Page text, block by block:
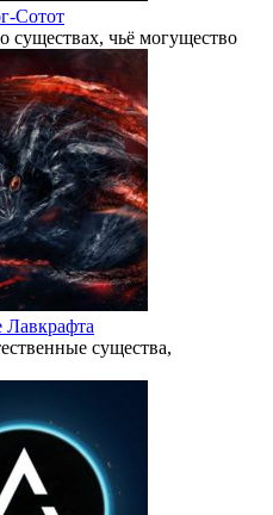
Сотот
чьё могущество
Лавкрафта
существа,